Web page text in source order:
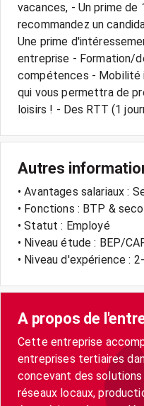
vacances, - Un prime de
recommandez un
Une prime
entreprise - Formation/
compétences - Mobilité
qui vous permettra de
loisirs ! - Des RTT (1
Autres
• Avantages salariaux :
• Fonctions : BTP &
• Statut : Employé
• Niveau étude : BEP/
• Niveau d'expérience :
A propos de
Cette entreprise
entreprises tertiaires
concevant des
réseaux locaux,